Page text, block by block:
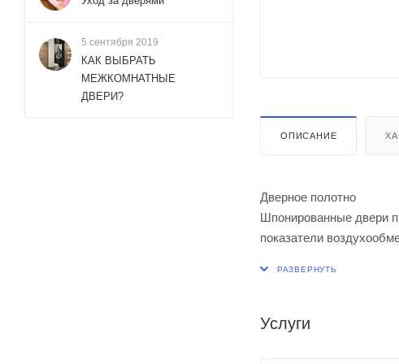
ОПИСАНИЕ
Дверное полотно
Шпонированные двери
показатели
применяемые при
Услуги
5 сентября 2019
КАК ВЫБРАТЬ
МЕЖКОМНАТНЫЕ
ДВЕРИ?